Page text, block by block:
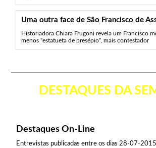
Uma outra face de São Francisco de
Historiadora Chiara Frugoni revela um Francisco
menos “estatueta de presépio”, mais contestador
DESTAQUES DA
Destaques On-Line
Entrevistas publicadas entre os dias 28-07-